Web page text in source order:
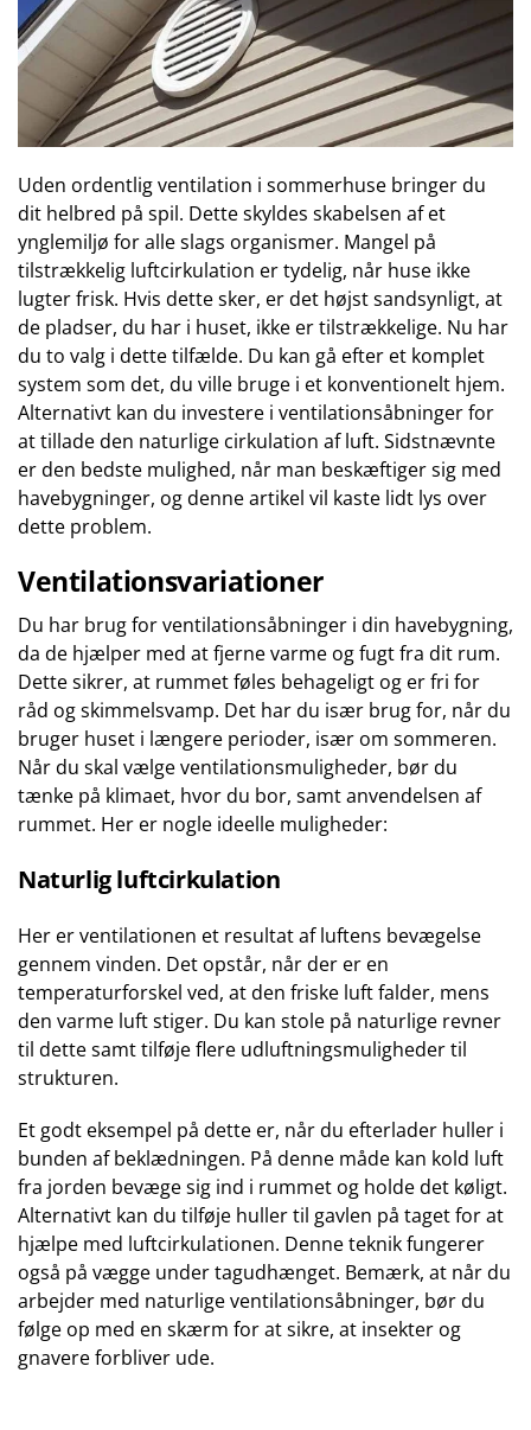
Uden ordentlig ventilation i sommerhuse bringer du
dit helbred på spil. Dette skyldes skabelsen af et
ynglemiljø for alle slags organismer. Mangel på
tilstrækkelig luftcirkulation er tydelig, når huse ikke
lugter frisk. Hvis dette sker, er det højst sandsynligt, at
de pladser, du har i huset, ikke er tilstrækkelige. Nu har
du to valg i dette tilfælde. Du kan gå efter et komplet
system som det, du ville bruge i et konventionelt hjem.
Alternativt kan du investere i ventilationsåbninger for
at tillade den naturlige cirkulation af luft. Sidstnævnte
er den bedste mulighed, når man beskæftiger sig med
havebygninger, og denne artikel vil kaste lidt lys over
dette problem.
Ventilationsvariationer
Du har brug for ventilationsåbninger i din havebygning,
da de hjælper med at fjerne varme og fugt fra dit rum.
Dette sikrer, at rummet føles behageligt og er fri for
råd og skimmelsvamp. Det har du især brug for, når du
bruger huset i længere perioder, især om sommeren.
Når du skal vælge ventilationsmuligheder, bør du
tænke på klimaet, hvor du bor, samt anvendelsen af
rummet. Her er nogle ideelle muligheder:
Naturlig luftcirkulation
Her er ventilationen et resultat af luftens bevægelse
gennem vinden. Det opstår, når der er en
temperaturforskel ved, at den friske luft falder, mens
den varme luft stiger. Du kan stole på naturlige revner
til dette samt tilføje flere udluftningsmuligheder til
strukturen.
Et godt eksempel på dette er, når du efterlader huller i
bunden af beklædningen. På denne måde kan kold luft
fra jorden bevæge sig ind i rummet og holde det køligt.
Alternativt kan du tilføje huller til gavlen på taget for at
hjælpe med luftcirkulationen. Denne teknik fungerer
også på vægge under tagudhænget. Bemærk, at når du
arbejder med naturlige ventilationsåbninger, bør du
følge op med en skærm for at sikre, at insekter og
gnavere forbliver ude.